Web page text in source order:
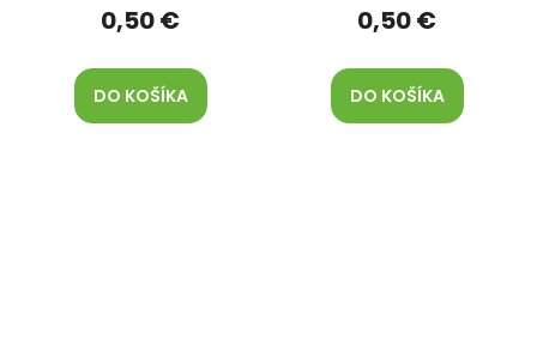
0,50 €
DO KOŠÍKA
0,50 €
DO KOŠÍKA